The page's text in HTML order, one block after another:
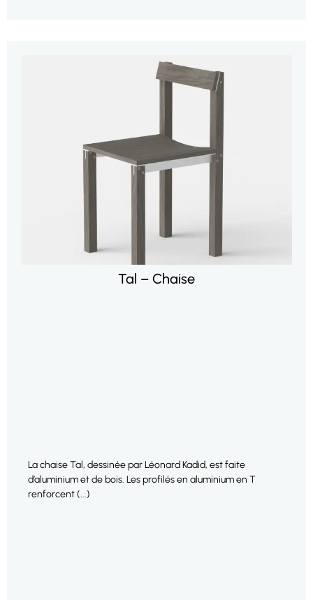
Tal – Chaise
La chaise Tal, dessinée par Léonard Kadid, est faite
d’aluminium et de bois. Les profilés en aluminium en T
renforcent (...)